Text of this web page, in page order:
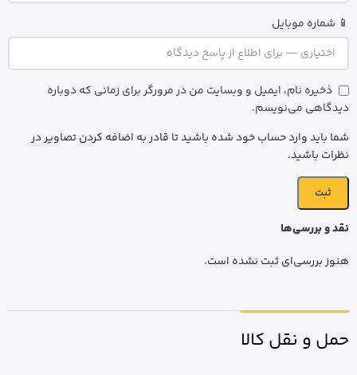
نقد و بررسی‌ها
هنوز بررسی‌ای ثبت نشده است.
📱 شماره موبایل
ذخیره نام، ایمیل و وبسایت من در مرورگر برای زمانی که دوباره
دیدگاهی می‌نویسم.
شما باید وارد حساب خود شده باشید تا قادر به اضافه کردن تصاویر در
نظرات باشید.
حمل و نقل کالا